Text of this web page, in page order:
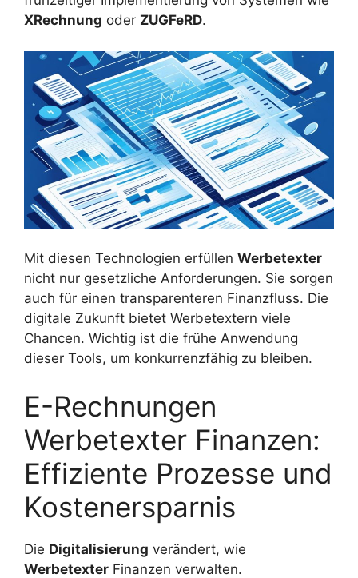
XRechnung oder ZUGFeRD.
Mit diesen Technologien erfüllen Werbetexter
nicht nur gesetzliche Anforderungen. Sie sorgen
auch für einen transparenteren Finanzfluss. Die
digitale Zukunft bietet Werbetextern viele
Chancen. Wichtig ist die frühe Anwendung
dieser Tools, um konkurrenzfähig zu bleiben.
E-Rechnungen
Werbetexter Finanzen:
Effiziente Prozesse und
Kostenersparnis
Die Digitalisierung verändert, wie
Werbetexter Finanzen verwalten.